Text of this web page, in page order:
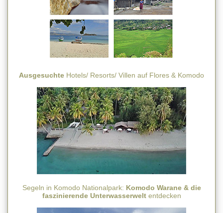
Ausgesuchte Hotels/ Resorts/ Villen auf Flores & Komodo
Segeln in Komodo Nationalpark: Komodo Warane & die
faszinierende Unterwasserweltentdecken